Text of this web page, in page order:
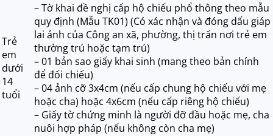
Trẻ
em
dưới
14
tuổi
– Tờ khai đề nghị cấp hộ chiếu phổ thông theo mẫu
quy định (Mẫu TK01) (Có xác nhận và đóng dấu giáp
lai ảnh của Công an xã, phường, thị trấn nơi trẻ em
thường trú hoặc tạm trú)
– 01 bản sao giấy khai sinh (mang theo bản chính
để đối chiếu)
– 04 ảnh cỡ 3x4cm (nếu cấp chung hộ chiếu với mẹ
hoặc cha) hoặc 4x6cm (nếu cấp riêng hộ chiếu)
– Giấy tờ chứng minh là người đỡ đầu hoặc mẹ, cha
nuôi hợp pháp (nếu không còn cha mẹ)